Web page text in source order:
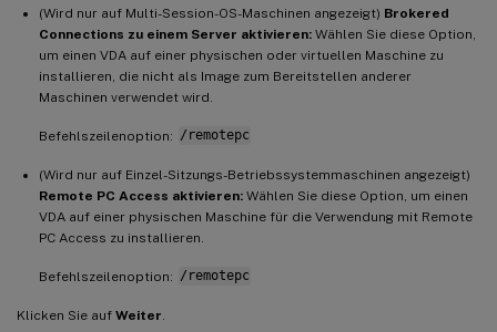
(Wird nur auf Multi-Session-OS-Maschinen angezeigt) Brokered
Connections zu einem Server aktivieren: Wählen Sie diese Option,
um einen VDA auf einer physischen oder virtuellen Maschine zu
installieren, die nicht als Image zum Bereitstellen anderer
Maschinen verwendet wird.
Befehlszeilenoption: /remotepc
(Wird nur auf Einzel-Sitzungs-Betriebssystemmaschinen angezeigt)
Remote PC Access aktivieren: Wählen Sie diese Option, um einen
VDA auf einer physischen Maschine für die Verwendung mit Remote
PC Access zu installieren.
Befehlszeilenoption: /remotepc
Klicken Sie auf Weiter